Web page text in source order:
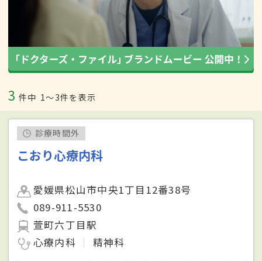
3 件中 1〜3件を表示
診療時間外
こおり心療内科
愛媛県松山市中央1丁目12番38号
089-911-5530
萱町六丁目駅
心療内科
精神科